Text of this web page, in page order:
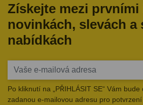
Získejte mezi
novinkách, slevách a
nabídkách
Po kliknutí na „PŘIHLÁSIT SE“ Vám
zadanou e-mailovou adresu pro potvrzení